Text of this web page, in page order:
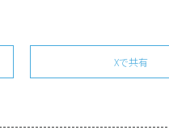
Xで共有